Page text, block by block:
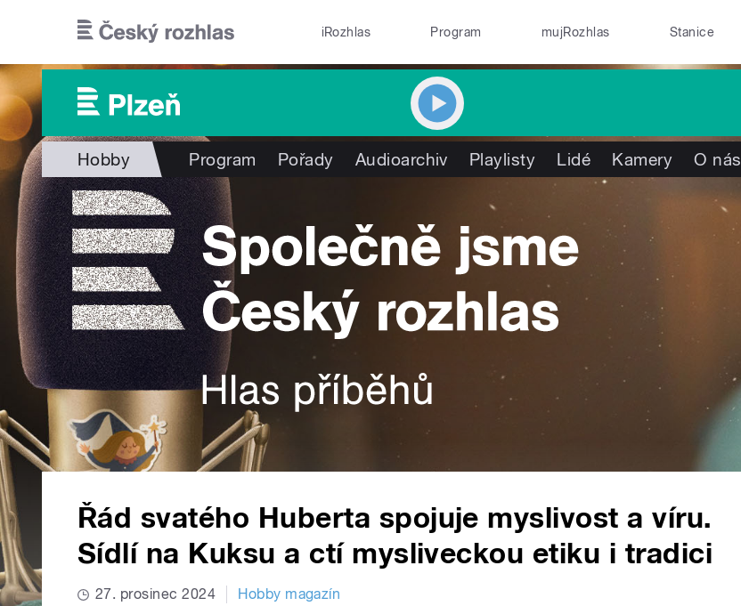
iRozhlas Program mujRozhlas Stanice
Hobby Program Pořady Audioarchiv Playlisty Lidé Kamery O nás
Řád svatého Huberta spojuje myslivost a víru.
Sídlí na Kuksu a ctí mysliveckou etiku i tradici
27. prosinec 2024 Hobby magazín